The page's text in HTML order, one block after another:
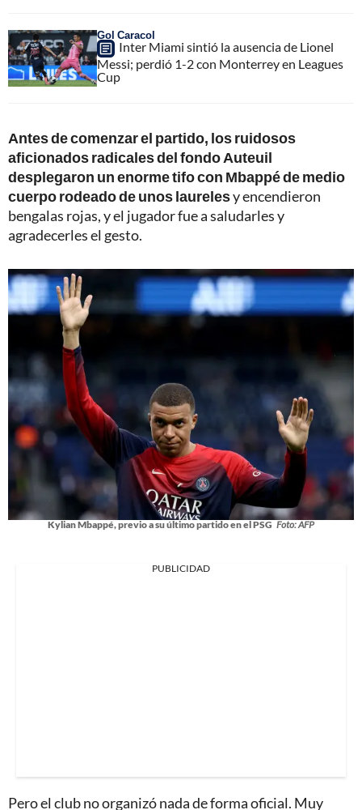
Gol Caracol
Inter Miami sintió la ausencia de Lionel
Messi; perdió 1-2 con Monterrey en Leagues
Cup
Antes de comenzar el partido, los ruidosos
aficionados radicales del fondo Auteuil
desplegaron un enorme tifo con Mbappé de medio
cuerpo rodeado de unos laurelesy encendieron
bengalas rojas, y el jugador fue a saludarles y
agradecerles el gesto.
Kylian Mbappé, previo a su último partido en el PSG Foto: AFP
PUBLICIDAD
Pero el club no organizó nada de forma oficial. Muy